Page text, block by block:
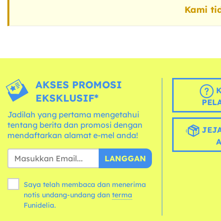
Kami
AKSES PROMOSI
EKSKLUSIF*
Jadilah yang pertama mengetahui
tentang berita dan promosi dengan
mendaftarkan alamat e-mel anda!
LANGGAN
Saya telah membaca dan menerima
notis undang-undang dan terma
Funidelia.